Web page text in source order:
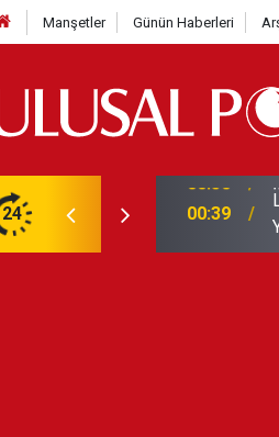
Manşetler Günün Haberleri
24 00:39